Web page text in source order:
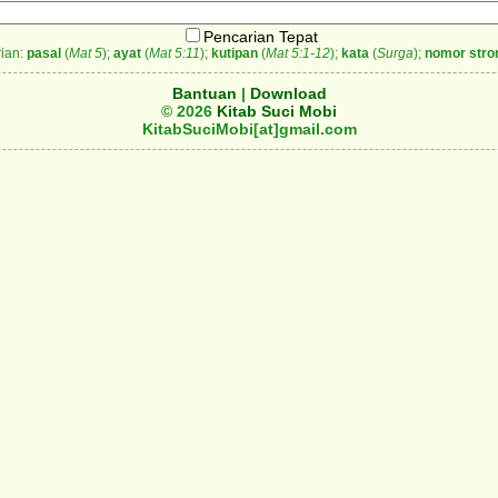
Pencarian Tepat
pasal(Mat 5); ayat(Mat 5:11); kutipan(Mat 5:1-12); kata (Surga); nomor
Bantuan | Download
© 2026 Kitab Suci Mobi
KitabSuciMobi[at]gmail.com